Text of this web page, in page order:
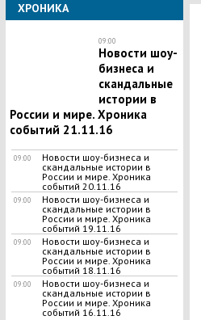
ХРОНИКА
09:00
Новости шоу-
бизнеса и
скандальные
истории в
России и мире. Хроника
событий 21.11.16
09:00
Новости шоу-бизнеса и
скандальные истории в
России и мире. Хроника
событий 20.11.16
09:00
Новости шоу-бизнеса и
скандальные истории в
России и мире. Хроника
событий 19.11.16
09:00
Новости шоу-бизнеса и
скандальные истории в
России и мире. Хроника
событий 18.11.16
09:00
Новости шоу-бизнеса и
скандальные истории в
России и мире. Хроника
событий 16.11.16